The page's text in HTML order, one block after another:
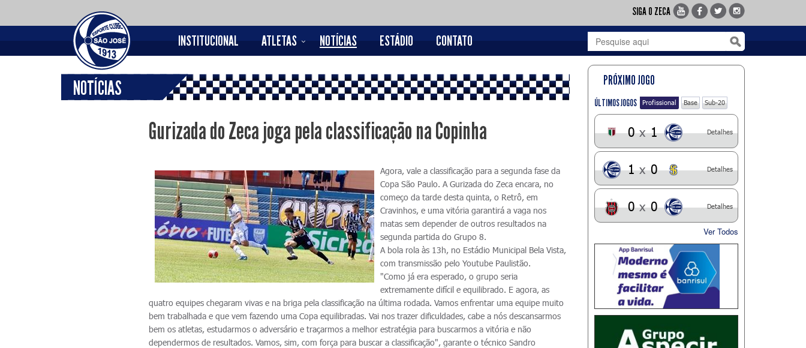
SIGA O ZECA
INSTITUCIONAL ATLETAS NOTÍCIAS ESTÁDIO CONTATO
NOTÍCIAS
Gurizada do Zeca joga pela classificação na Copinha
Agora, vale a classificação para a segunda fase da
Copa São Paulo. A Gurizada do Zeca encara, no
começo da tarde desta quinta, o Retrô, em
Cravinhos, e uma vitória garantirá a vaga nos
matas sem depender de outros resultados na
segunda partida do Grupo 8.
A bola rola às 13h, no Estádio Municipal Bela Vista,
com transmissão pelo Youtube Paulistão.
"Como já era esperado, o grupo seria
extremamente difícil e equilibrado. E agora, as
quatro equipes chegaram vivas e na briga pela classificação na última rodada. Vamos enfrentar uma equipe muito
bem trabalhada e que vem fazendo uma Copa equilibradas. Vai nos trazer dificuldades, cabe a nós descansarmos
bem os atletas, estudarmos o adversário e traçarmos a melhor estratégia para buscarmos a vitória e não
dependermos de resultados. Vamos, sim, com força para buscar a classificação", garante o técnico Sandro
PRÓXIMO JOGO
ÚLTIMOS JOGOS Profissional Base Sub-20
0 x 1 Detalhes
1 x 0 Detalhes
0 x 0 Detalhes
Ver Todos